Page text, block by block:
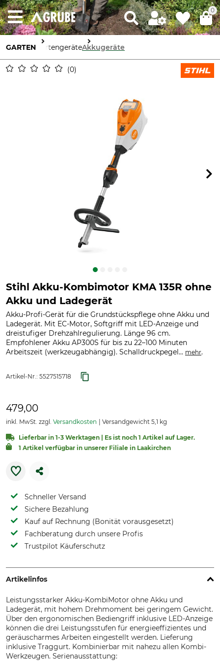
0
GARTEN GartengeräteAkkugeräte
0
Stihl Akku-Kombimotor KMA 135R ohne
Akku und Ladegerät
Akku-Profi-Gerät für die Grundstückspflege ohne Akku und
Ladegerät. Mit EC-Motor, Softgriff mit LED-Anzeige und
dreistufiger Drehzahlregulierung. Länge 96 cm.
Empfohlener Akku AP300S für bis zu 22–100 Minuten
Arbeitszeit (werkzeugabhängig). Schalldruckpegel... mehr.
Artikel-Nr.: 5527515718
479,00
inkl. MwSt. zzgl. Versandkosten Versandgewicht 5,1 kg
Lieferbar in 1-3 Werktagen | Es ist noch 1 Artikel auf Lager.
1 Artikel verfügbar in unserer Filiale in Laakirchen
Schneller Versand
Sichere Bezahlung
Kauf auf Rechnung (Bonität vorausgesetzt)
Fachberatung durch unsere Profis
Trustpilot Käuferschutz
Artikelinfos
Leistungsstarker Akku-KombiMotor ohne Akku und
Ladegerät, mit hohem Drehmoment bei geringem Gewicht.
Über den ergonomischen Bediengriff inklusive LED-Anzeige
können die drei Leistungsstufen für energieeffizientes und
geräuscharmes Arbeiten eingestellt werden. Lieferung
inklusive Traggurt. Kombinierbar mit nahezu allen Kombi-
Werkzeugen. Serienausstattung: